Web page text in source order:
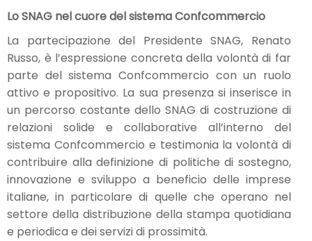
Lo SNAG nel cuore del sistema Confcommercio
La partecipazione del Presidente SNAG, Renato
Russo, è l’espressione concreta della volontà di far
parte del sistema Confcommercio con un ruolo
attivo e propositivo. La sua presenza si inserisce in
un percorso costante dello SNAG di costruzione di
relazioni solide e collaborative all’interno del
sistema Confcommercio e testimonia la volontà di
contribuire alla definizione di politiche di sostegno,
innovazione e sviluppo a beneficio delle imprese
italiane, in particolare di quelle che operano nel
settore della distribuzione della stampa quotidiana
e periodica e dei servizi di prossimità.